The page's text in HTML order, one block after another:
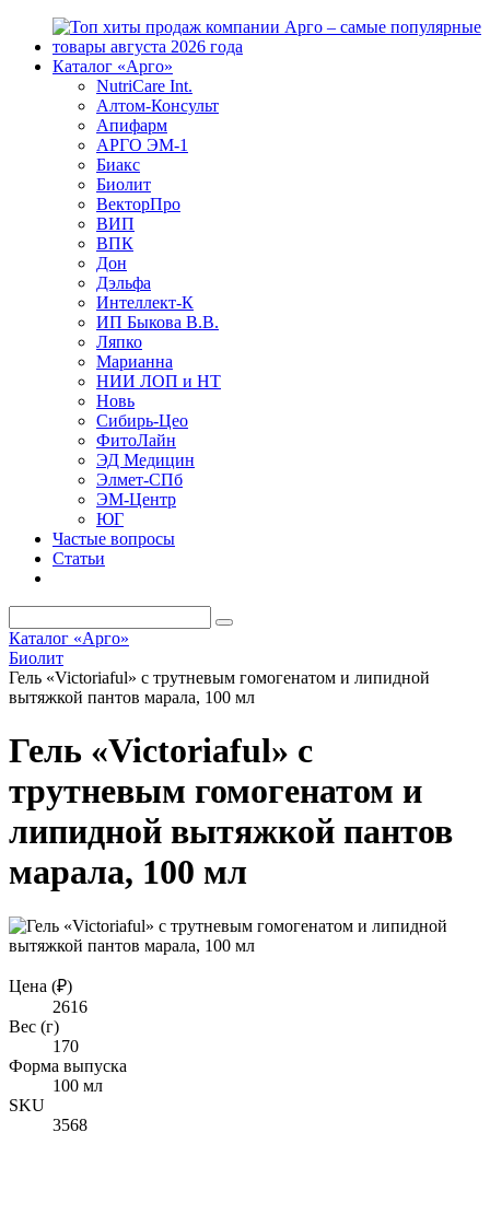
Каталог «Арго»
NutriCare Int.
Алтом-Консульт
Апифарм
АРГО ЭМ-1
Биакс
Биолит
ВекторПро
ВИП
ВПК
Дон
Дэльфа
Интеллект-К
ИП Быкова В.В.
Ляпко
Марианна
НИИ ЛОП и НТ
Новь
Сибирь-Цео
ФитоЛайн
ЭД Медицин
Элмет-СПб
ЭМ-Центр
ЮГ
Частые вопросы
Статьи
Каталог «Арго»
Биолит
Гель «Victoriaful» с трутневым гомогенатом и липидной
вытяжкой пантов марала, 100 мл
Гель «Victoriaful» с
трутневым гомогенатом и
липидной вытяжкой пантов
марала, 100 мл
Цена (₽)
2616
Вес (г)
170
Форма выпуска
100 мл
SKU
3568